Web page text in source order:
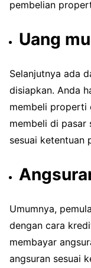
pembelian
Uang
Selanjutnya ada
disiapkan. Anda
membeli properti
membeli di pasar
sesuai ketentuan
Umumnya,
dengan cara
membayar
angsuran sesuai